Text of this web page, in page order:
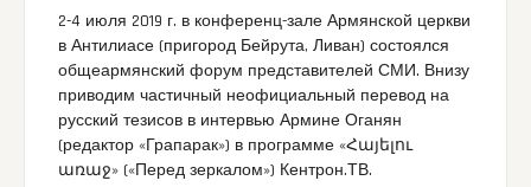
2-4 июля 2019 г. в конференц-зале Армянской церкви
в Антилиасе (пригород Бейрута, Ливан) состоялся
общеармянский форум представителей СМИ. Внизу
приводим частичный неофициальный перевод на
русский тезисов в интервью Армине Оганян
(редактор «Грапарак») в программе «Հայելու
առաջ» («Перед зеркалом») Кентрон.ТВ.